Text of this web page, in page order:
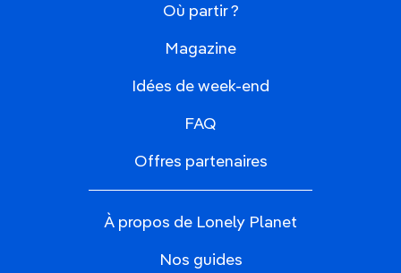
Où partir ?
Magazine
Idées de week-end
FAQ
Offres partenaires
À propos de Lonely Planet
Nos guides